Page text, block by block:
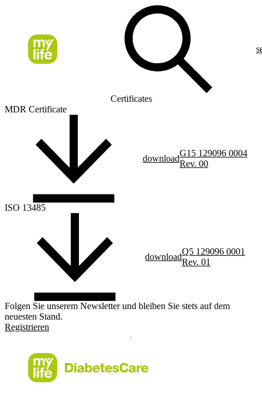
Certificates
MDR Certificate
download
G15 129096 0004
Rev. 00
ISO 13485
download
Q5 129096 0001
Rev. 01
Folgen Sie unserem Newsletter und bleiben Sie stets auf dem
neuesten Stand.
Registrieren